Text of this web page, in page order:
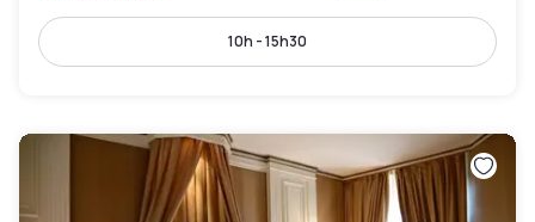
10h - 15h30